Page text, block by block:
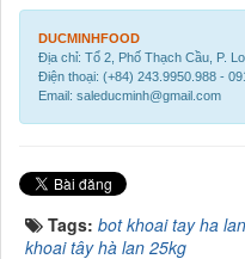
DUCMINHFOOD
Địa chỉ: Tổ 2, Phố Thạch Cầu, P.
Điện thoại: (+84) 243.9950.988 -
Email: saleducminh@gmail.com
Tags: bot khoai tay ha lan
khoai tây hà lan 25kg